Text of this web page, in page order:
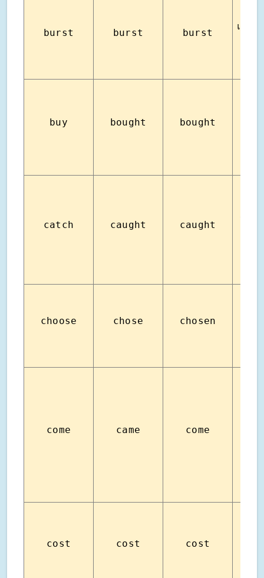
burst burst burst
แตกโ
buy bought bought
catch caught caught
choose chose chosen
come came come
cost cost cost